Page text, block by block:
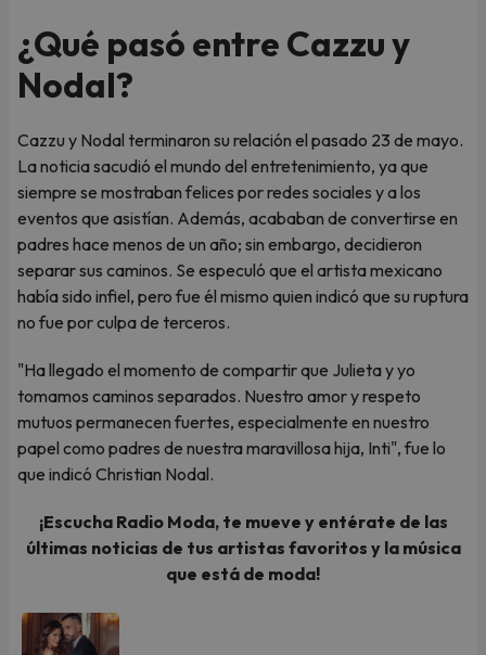
¿Qué pasó entre Cazzu y
Nodal?
Cazzu y Nodal terminaron su relación el pasado 23 de mayo.
La noticia sacudió el mundo del entretenimiento, ya que
siempre se mostraban felices por redes sociales y a los
eventos que asistían. Además, acababan de convertirse en
padres hace menos de un año; sin embargo, decidieron
separar sus caminos. Se especuló que el artista mexicano
había sido infiel, pero fue él mismo quien indicó que su ruptura
no fue por culpa de terceros.
"Ha llegado el momento de compartir que Julieta y yo
tomamos caminos separados. Nuestro amor y respeto
mutuos permanecen fuertes, especialmente en nuestro
papel como padres de nuestra maravillosa hija, Inti", fue lo
que indicó Christian Nodal.
¡Escucha Radio Moda, te mueve y entérate de las
últimas noticias de tus artistas favoritos y la música
que está de moda!